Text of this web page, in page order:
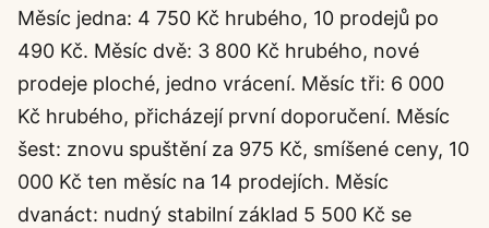
Měsíc jedna: 4 750 Kč hrubého, 10 prodejů po
490 Kč. Měsíc dvě: 3 800 Kč hrubého, nové
prodeje ploché, jedno vrácení. Měsíc tři: 6 000
Kč hrubého, přicházejí první doporučení. Měsíc
šest: znovu spuštění za 975 Kč, smíšené ceny, 10
000 Kč ten měsíc na 14 prodejích. Měsíc
dvanáct: nudný stabilní základ 5 500 Kč se